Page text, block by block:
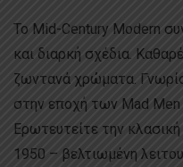
Το Mid-Century Modern
και διαρκή σχέδια.
ζωντανά χρώματα.
στην εποχή των Mad Men
Ερωτευτείτε την
1950 – βελτιωμένη